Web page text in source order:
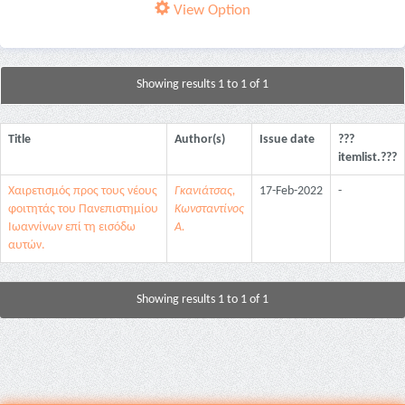
View Option
Showing results 1 to 1 of 1
Title Author(s) Issue date
???
itemlist.???
Χαιρετισμός προς τους νέους
φοιτητάς του Πανεπιστημίου
Ιωαννίνων επί τη εισόδω
αυτών.
Γκανιάτσας,
Κωνσταντίνος
Α.
17-Feb-2022 -
Showing results 1 to 1 of 1